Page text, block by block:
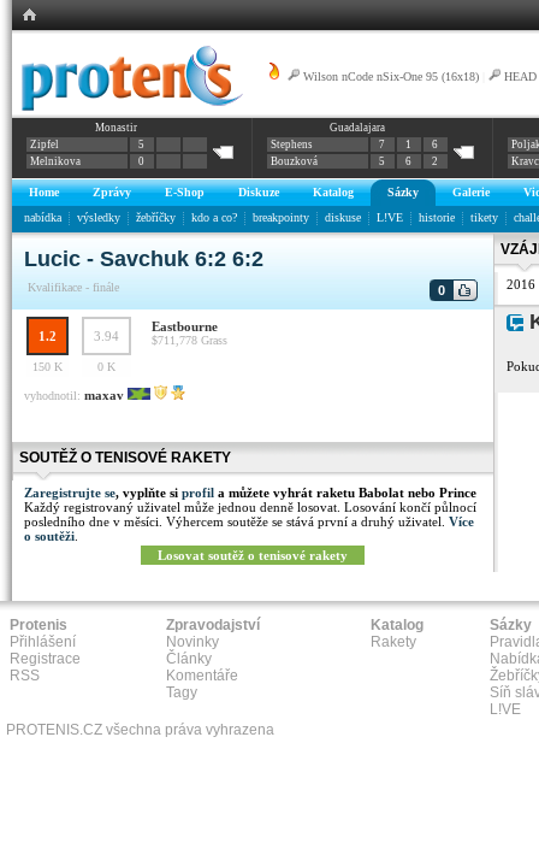
Wilson nCode nSix-One 95 (16x18) HEAD
Monastir
Zipfel
5
Melnikova
0
Guadalajara
Stephens
7 1
6
Bouzková
5 6 2
Home Zprávy E-Shop Diskuze Katalog Sázky Galerie
nabídka
výsledky žebříčky kdo a co? breakpointy diskuse L!VE historie tikety
Lucic - Savchuk 6:2 6:2
Kvalifikace - finále 0
1.2 3.94
Eastbourne
$711,778 Grass
150 K
0 K
vyhodnotil: maxav
SOUTĚŽ O TENISOVÉ RAKETY
Zaregistrujte se, vyplňte si profil a můžete vyhrát raketu Babolat nebo Prince
Každý registrovaný uživatel může jednou denně losovat. Losování končí půlnocí
posledního dne v měsíci. Výhercem soutěže se stává první a druhý uživatel. Více
o soutěži
Losovat soutěž o tenisové rakety
2016
Protenis
Přihlášení
Registrace
RSS
Zpravodajství
Novinky
Články
Komentáře
Tagy
Katalog
Rakety
Sázky
Síň
L!VE
PROTENIS.CZ všechna práva vyhrazena